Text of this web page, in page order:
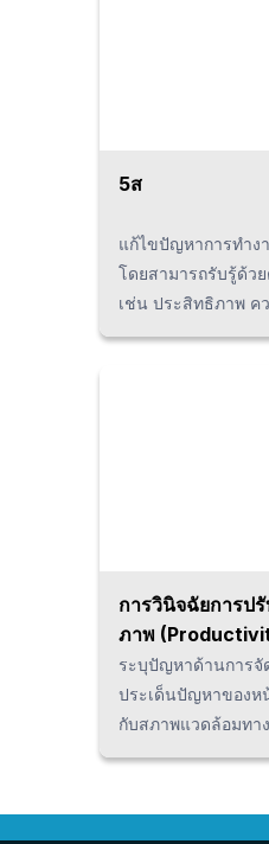
5ส
แก้ไขปัญหาการทำง
โดยสามารถรับรู้ด้ว
เช่น ประสิทธิภาพ ค
คุณภาพ เพื่อนำไปสู่
การวินิจฉัยการป
ภาพ
ระบุปัญหาด้านการจั
ประเด็นปัญหาของห
กับสภาพแวดล้อมทา
ชี้แจงทิศทางของกา
รวมถึงระบุวิธีการอย่